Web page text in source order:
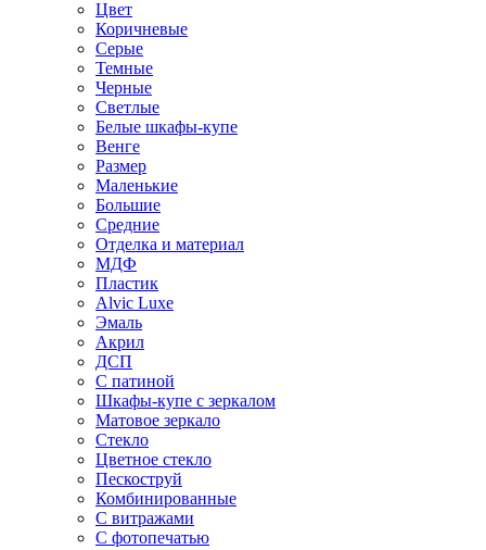
Цвет
Коричневые
Серые
Темные
Черные
Светлые
Белые шкафы-купе
Венге
Размер
Маленькие
Большие
Средние
Отделка и материал
МДФ
Пластик
Alvic Luxe
Эмаль
Акрил
ДСП
С патиной
Шкафы-купе с зеркалом
Матовое зеркало
Стекло
Цветное стекло
Пескоструй
Комбинированные
С витражами
С фотопечатью